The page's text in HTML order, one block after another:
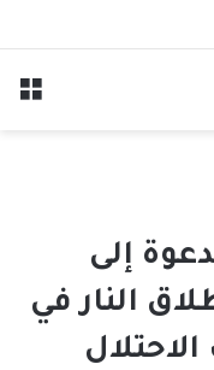
ميسي عن عمر 68 عاماً
إلى
النار في